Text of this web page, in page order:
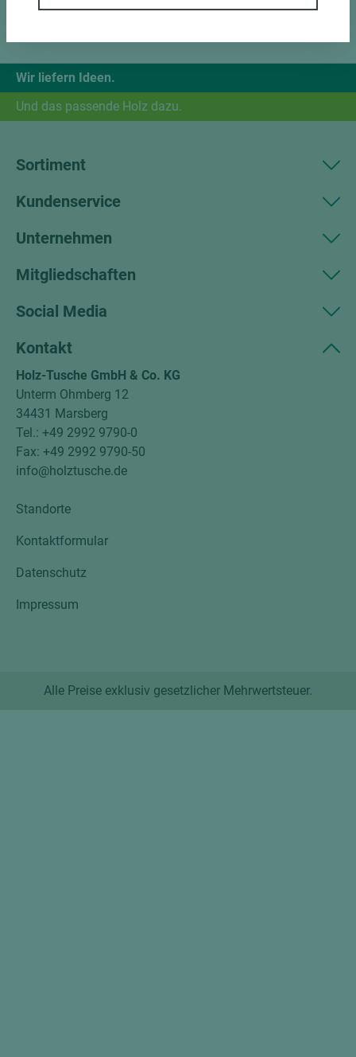
Wir liefern Ideen.
Und das passende Holz dazu.
Sortiment
Kundenservice
Unternehmen
Mitgliedschaften
Social Media
Kontakt
Holz-Tusche GmbH & Co. KG
Unterm Ohmberg 12
34431 Marsberg
Tel.: +49 2992 9790-0
Fax: +49 2992 9790-50
info@holztusche.de
Standorte
Kontaktformular
Datenschutz
Impressum
Alle Preise exklusiv gesetzlicher Mehrwertsteuer.